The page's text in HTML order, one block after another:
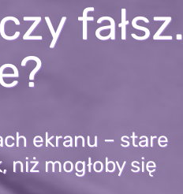
fałsz.
ekranu – stare
mogłoby się